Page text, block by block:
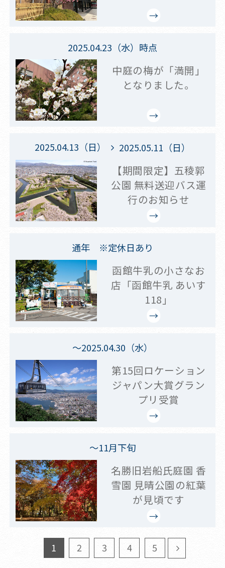
2025.04.23（水）時点
中庭の梅が「満開」
となりました。
2025.04.13（日） 2025.05.11（日）
【期間限定】五稜郭
公園 無料送迎バス運
行のお知らせ
通年 ※定休日あり
函館牛乳の小さなお
店「函館牛乳 あいす
118」
～2025.04.30（水）
第15回ロケーション
ジャパン大賞グラン
プリ受賞
～11月下旬
名勝旧岩船氏庭園 香
雪園 見晴公園の紅葉
が見頃です
1 2 3 4 5